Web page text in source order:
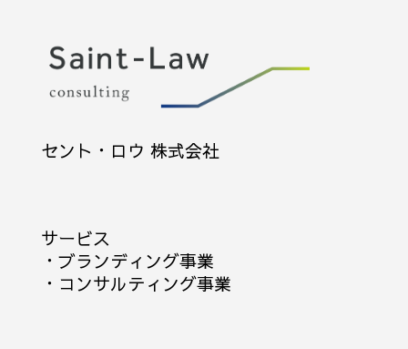
セント・ロウ 株式会社
サービス
・ ブランディング事業
・ コンサルティング事業